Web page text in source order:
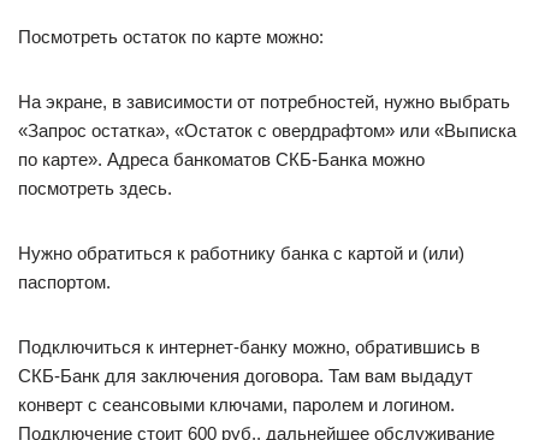
Посмотреть остаток по карте можно:
На экране, в зависимости от потребностей, нужно выбрать
«Запрос остатка», «Остаток с овердрафтом» или «Выписка
по карте». Адреса банкоматов СКБ-Банка можно
посмотреть здесь.
Нужно обратиться к работнику банка с картой и (или)
паспортом.
Подключиться к интернет-банку можно, обратившись в
СКБ-Банк для заключения договора. Там вам выдадут
конверт с сеансовыми ключами, паролем и логином.
Подключение стоит 600 руб., дальнейшее обслуживание